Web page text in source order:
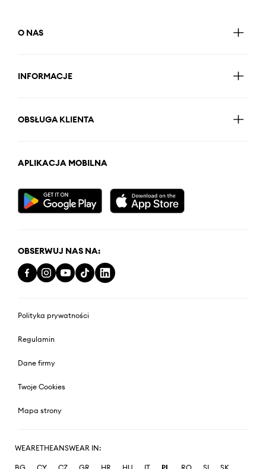
O NAS
INFORMACJE
OBSŁUGA KLIENTA
APLIKACJA MOBILNA
OBSERWUJ NAS NA:
Polityka prywatności
Regulamin
Dane firmy
Twoje Cookies
Mapa strony
WEARETHEANSWEAR IN: